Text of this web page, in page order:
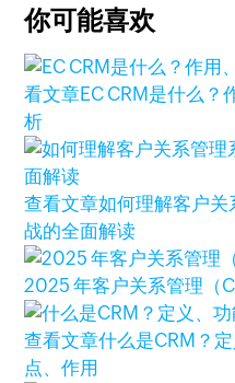
你可能喜欢
看文章EC CRM是什么？
析
查看文章如何理解客户关
战的全面解读
2025 年客户关系管理（
查看文章什么是CRM？
点、作用